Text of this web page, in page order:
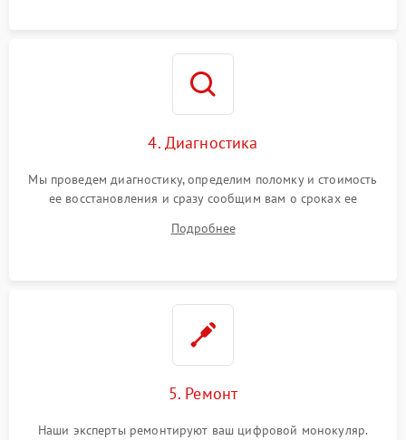
4. Диагностика
Мы проведем диагностику, определим поломку и стоимость
ее восстановления и сразу сообщим вам о сроках ее
Подробнее
5. Ремонт
Наши эксперты ремонтируют ваш цифровой монокуляр.